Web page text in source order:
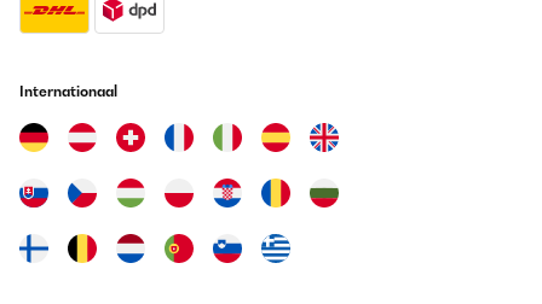
Internationaal